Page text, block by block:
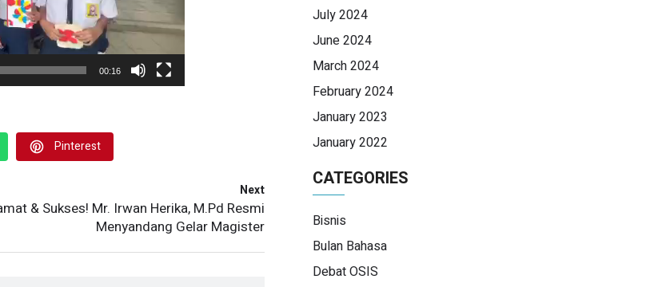
00:16
Pinterest
Next
& Sukses! Mr. Irwan Herika, M.Pd Resmi
Menyandang Gelar Magister
July 2024
June 2024
March 2024
February 2024
January 2023
January 2022
CATEGORIES
Bisnis
Bulan Bahasa
Debat OSIS